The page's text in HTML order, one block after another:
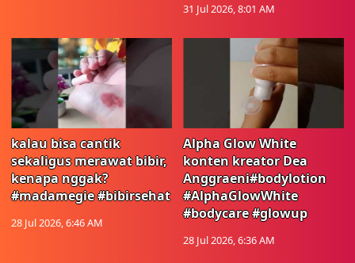
31 Jul 2026, 8:01 AM
kalau bisa cantik
sekaligus merawat bibir,
kenapa nggak?
#madamegie #bibirsehat
28 Jul 2026, 6:46 AM
Alpha Glow White
konten kreator Dea
Anggraeni#bodylotion
#AlphaGlowWhite
#bodycare #glowup
28 Jul 2026, 6:36 AM